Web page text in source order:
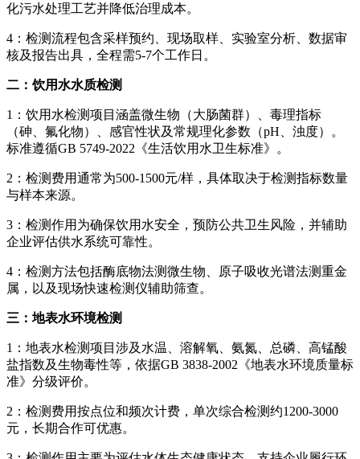
化污水处理工艺并降低治理成本。
4：检测流程包含采样预约、现场取样、实验室分析、数据审
核及报告出具，全程需5-7个工作日。
二：饮用水水质检测
1：饮用水检测项目涵盖微生物（大肠菌群）、毒理指标
（砷、氟化物）、感官性状及常规理化参数（pH、浊度）。
标准遵循GB 5749-2022《生活饮用水卫生标准》。
2：检测费用通常为500-1500元/样，具体取决于检测指标数量
与样本来源。
3：检测作用为确保饮用水安全，预防公共卫生风险，并辅助
企业评估供水系统可靠性。
4：检测方法包括酶底物法测微生物、原子吸收光谱法测重金
属，以及现场快速检测仪辅助筛查。
三：地表水环境检测
1：地表水检测项目涉及水温、溶解氧、氨氮、总磷、高锰酸
盐指数及生物毒性等，依据GB 3838-2002《地表水环境质量标
准》分级评价。
2：检测费用按点位和频次计费，单次综合检测约1200-3000
元，长期合作可优惠。